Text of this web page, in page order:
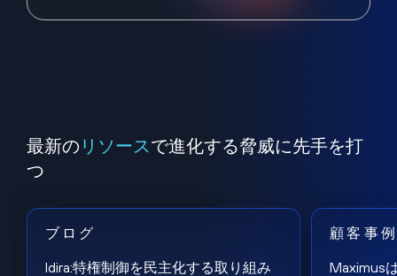
最新の リソースで進化する脅威に先手を打
つ
ブログ
Idira:特権制御を民主化する取り組み
顧客事
Maximus